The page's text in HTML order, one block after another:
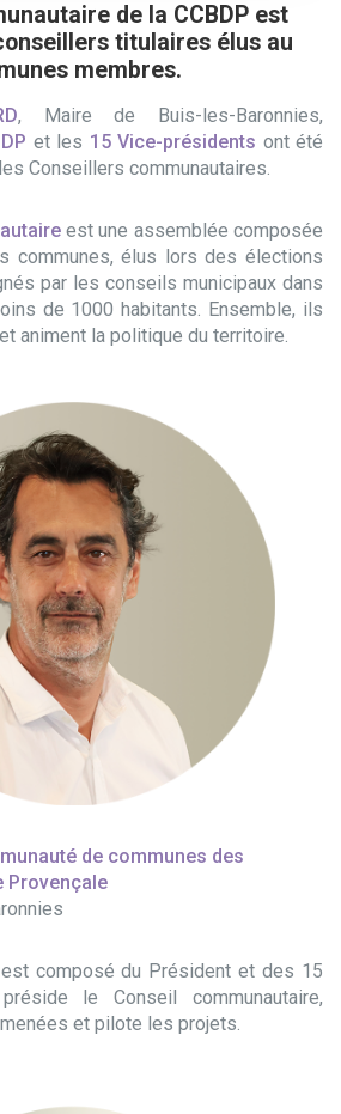
de la CCBDP est
titulaires élus au
membres.
, Maire de Buis-les-Baronnies,
et les 15 Vice-présidents ont été
Conseillers communautaires.
est une assemblée composée
communes, élus lors des élections
par les conseils municipaux dans
de 1000 habitants. Ensemble, ils
animent la politique du territoire.
de communes des
Provençale
est composé du Président et des 15
le Conseil communautaire,
et pilote les projets.